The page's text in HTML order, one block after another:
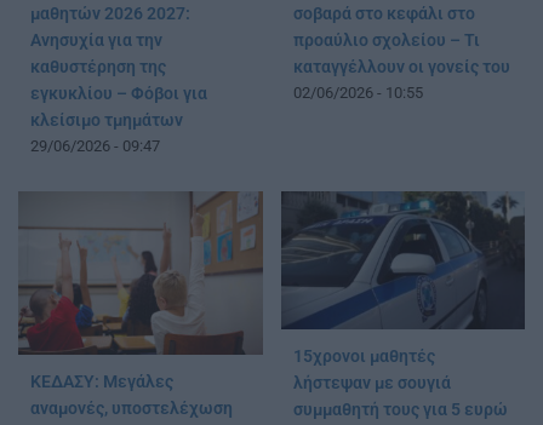
μαθητών 2026 2027:
Ανησυχία για την
καθυστέρηση της
εγκυκλίου – Φόβοι για
κλείσιμο τμημάτων
29/06/2026 - 09:47
σοβαρά στο κεφάλι στο
προαύλιο σχολείου – Τι
καταγγέλλουν οι γονείς του
02/06/2026 - 10:55
ΚΕΔΑΣΥ: Μεγάλες
αναμονές, υποστελέχωση
15χρονοι μαθητές
λήστεψαν με σουγιά
συμμαθητή τους για 5 ευρώ